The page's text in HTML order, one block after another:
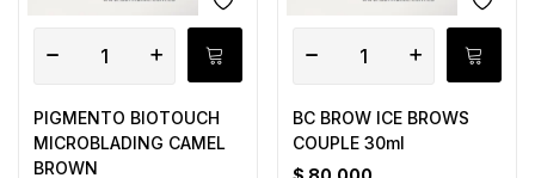
PIGMENTO BIOTOUCH
MICROBLADING CAMEL
BROWN
BC BROW ICE BROWS
COUPLE 30ml